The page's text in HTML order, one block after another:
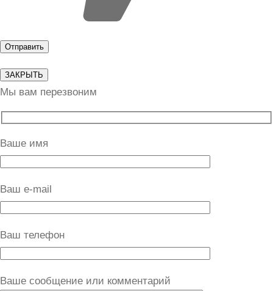
ЗАКРЫТЬ
Мы вам перезвоним
Ваше имя
Ваш e-mail
Ваш телефон
Ваше сообщение или комментарий